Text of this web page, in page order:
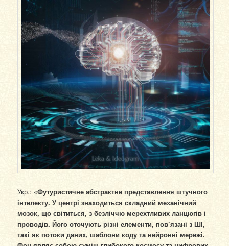
Укр.: «Футуристичне абстрактне представлення штучного
інтелекту. У центрі знаходиться складний механічний
мозок, що світиться, з безліччю мерехтливих ланцюгів і
проводів. Його оточують різні елементи, пов’язані з ШІ,
такі як потоки даних, шаблони коду та нейронні мережі.